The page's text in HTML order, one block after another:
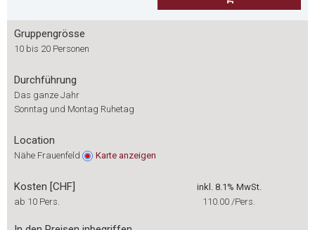
Gruppengrösse
10 bis 20 Personen
Durchführung
Das ganze Jahr
Sonntag und Montag Ruhetag
Location
Nähe Frauenfeld Karte anzeigen
Kosten [CHF]
inkl. 8.1% MwSt.
ab 10 Pers.
110.00 /Pers.